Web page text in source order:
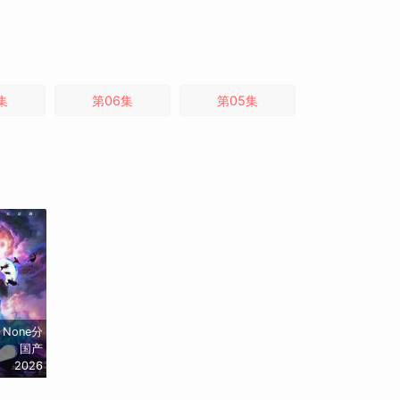
第06集 第05集
None分
国产
2026